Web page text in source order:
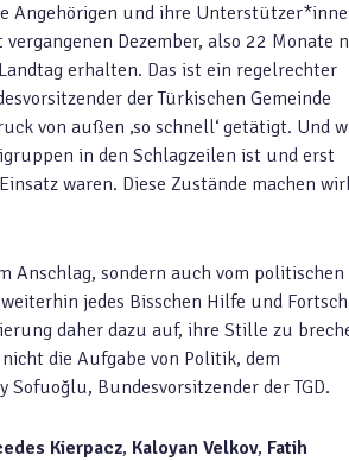
Angehörigen und ihre
Dezember, also 22 Monate
erhalten. Das ist ein regelrechter
der Türkischen Gemeinde
von außen ‚so schnell‘ getätigt. Und
in den Schlagzeilen ist und erst
waren. Diese Zustände machen
Anschlag, sondern auch vom politischen
jedes Bisschen Hilfe und
daher dazu auf, ihre Stille zu
die Aufgabe von Politik, dem
Sofuoğlu, Bundesvorsitzender der TGD.
Kierpacz, Kaloyan Velkov, Fatih